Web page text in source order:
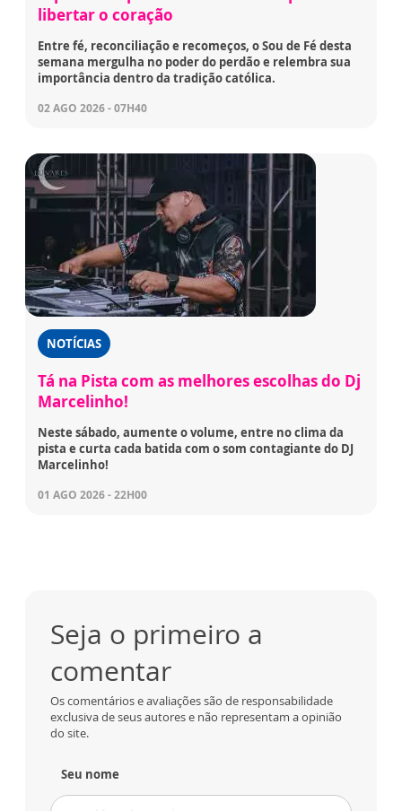
libertar o coração
Entre fé, reconciliação e recomeços, o Sou de Fé desta
semana mergulha no poder do perdão e relembra sua
importância dentro da tradição católica.
02 AGO 2026 - 07H40
NOTÍCIAS
Tá na Pista com as melhores escolhas do Dj
Marcelinho!
Neste sábado, aumente o volume, entre no clima da
pista e curta cada batida com o som contagiante do DJ
Marcelinho!
01 AGO 2026 - 22H00
Seja o primeiro a
comentar
Os comentários e avaliações são de responsabilidade
exclusiva de seus autores e não representam a opinião
do site.
Seu nome